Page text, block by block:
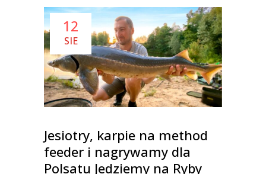
12
SIE
Jesiotry, karpie na method
feeder i nagrywamy dla
Polsatu Jedziemy na Ryby